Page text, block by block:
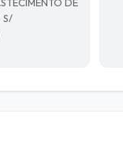
DE
S/